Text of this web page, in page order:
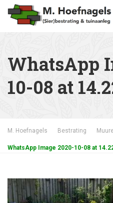
WhatsApp
10-08 at
M. Hoefnagels Bestrating
WhatsApp Image 2020-10-08 at